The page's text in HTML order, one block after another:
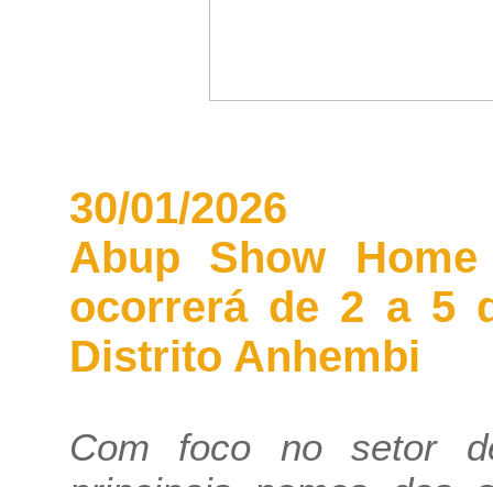
30/01/2026
Abup Show
ocorrerá de 2 a 5
Distrito Anhembi
Com foco no setor